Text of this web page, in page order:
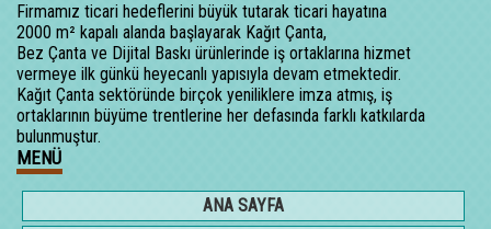
Firmamız ticari hedeflerini büyük tutarak ticari hayatına
2000 m² kapalı alanda başlayarak Kağıt Çanta,
Bez Çanta ve Dijital Baskı ürünlerinde iş ortaklarına hizmet
vermeye ilk günkü heyecanlı yapısıyla devam etmektedir.
Kağıt Çanta sektöründe birçok yeniliklere imza atmış, iş
ortaklarının büyüme trentlerine her defasında farklı katkılarda
bulunmuştur.
MENÜ
ANA SAYFA